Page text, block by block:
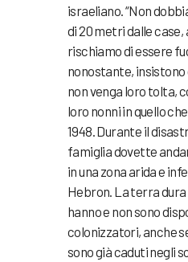
israeliano. “Non
di 20 metri dalle
rischiamo di essere
nonostante,
non venga loro tolta,
loro nonni in quello
1948. Durante il
famiglia dovette
in una zona arida e
Hebron. La terra
hanno e non sono
colonizzatori, anche
sono già caduti negli